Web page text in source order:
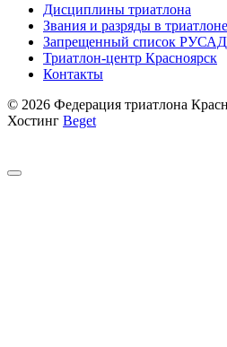
Дисциплины триатлона
Звания и разряды в триатлоне
Запрещенный список
Триатлон-центр Красноярск
Контакты
© 2026 Федерация триатлона
Хостинг Beget